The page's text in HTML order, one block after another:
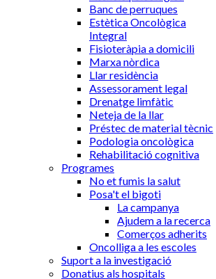
Banc de perruques
Estètica Oncològica
Integral
Fisioteràpia a domicili
Marxa nòrdica
Llar residència
Assessorament legal
Drenatge limfàtic
Neteja de la llar
Préstec de material tècnic
Podologia oncològica
Rehabilitació cognitiva
Programes
No et fumis la salut
Posa't el bigoti
La campanya
Ajudem a la recerca
Comerços adherits
Oncolliga a les escoles
Suport a la investigació
Donatius als hospitals